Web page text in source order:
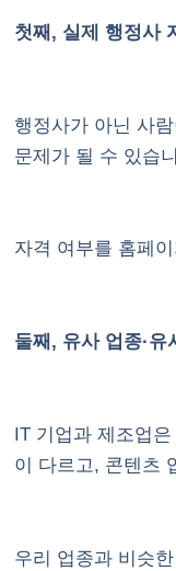
첫째, 실제 행정사
행정사가 아닌 사
문제가 될 수 있습
자격 여부를 홈페
둘째, 유사 업종·
IT 기업과 제조업
이 다르고, 콘텐츠
우리 업종과 비슷